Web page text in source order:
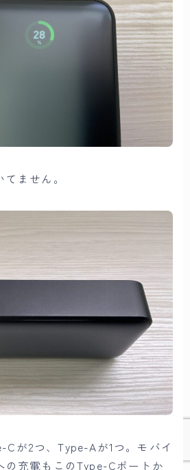
ません。
Cが2つ、Type-Aが1つ。モバイ
の充電もこのType-Cポートか